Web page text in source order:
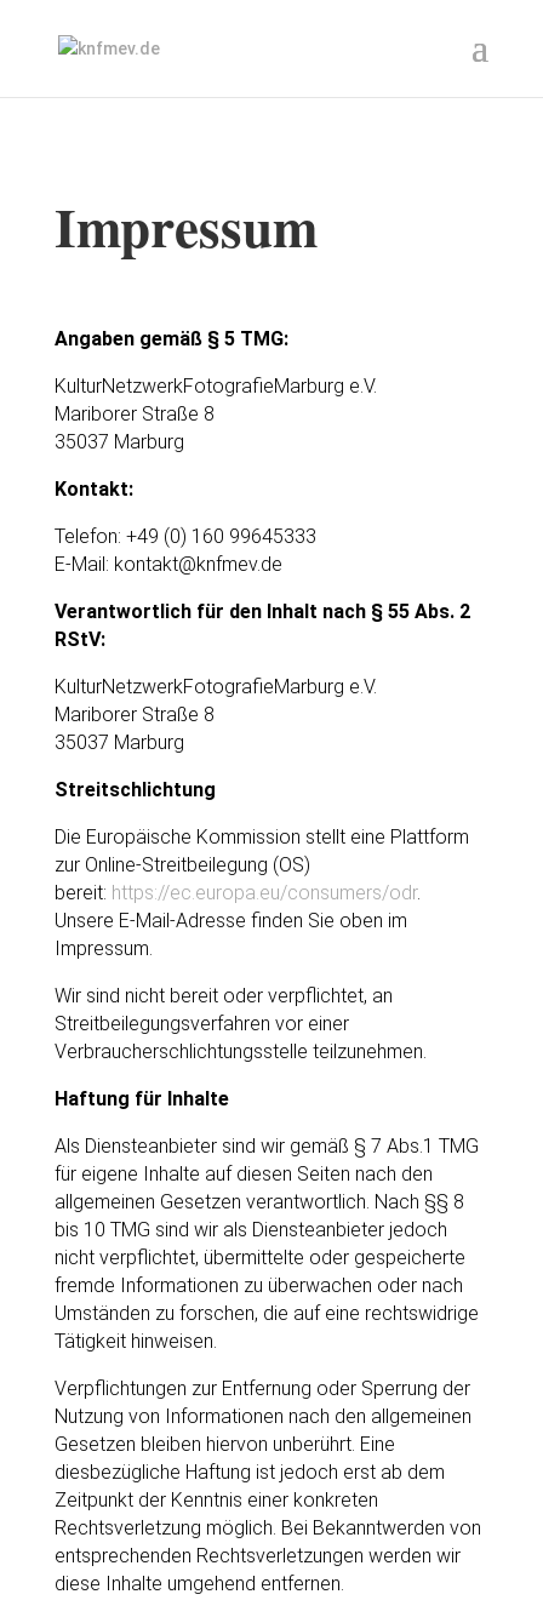
Impressum
Angaben gemäß § 5 TMG:
KulturNetzwerkFotografieMarburg e.V.
Mariborer Straße 8
35037 Marburg
Kontakt:
Telefon: +49 (0) 160 99645333
E-Mail: kontakt@knfmev.de
Verantwortlich für den Inhalt nach § 55 Abs. 2
RStV:
KulturNetzwerkFotografieMarburg e.V.
Mariborer Straße 8
35037 Marburg
Streitschlichtung
Die Europäische Kommission stellt eine Plattform
zur Online-Streitbeilegung (OS)
bereit: https://ec.europa.eu/consumers/odr.
Unsere E-Mail-Adresse finden Sie oben im
Impressum.
Wir sind nicht bereit oder verpflichtet, an
Streitbeilegungsverfahren vor einer
Verbraucherschlichtungsstelle teilzunehmen.
Haftung für Inhalte
Als Diensteanbieter sind wir gemäß § 7 Abs.1 TMG
für eigene Inhalte auf diesen Seiten nach den
allgemeinen Gesetzen verantwortlich. Nach §§ 8
bis 10 TMG sind wir als Diensteanbieter jedoch
nicht verpflichtet, übermittelte oder gespeicherte
fremde Informationen zu überwachen oder nach
Umständen zu forschen, die auf eine rechtswidrige
Tätigkeit hinweisen.
Verpflichtungen zur Entfernung oder Sperrung der
Nutzung von Informationen nach den allgemeinen
Gesetzen bleiben hiervon unberührt. Eine
diesbezügliche Haftung ist jedoch erst ab dem
Zeitpunkt der Kenntnis einer konkreten
Rechtsverletzung möglich. Bei Bekanntwerden von
entsprechenden Rechtsverletzungen werden wir
diese Inhalte umgehend entfernen.